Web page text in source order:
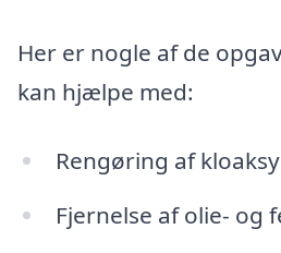
Her er nogle af de
kan hjælpe med:
Rengøring af
Fjernelse af olie- og